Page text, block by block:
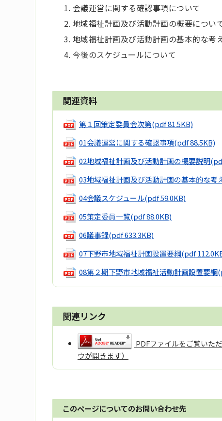
会議運営に関する確認事項について
地域福祉計画及び活動計画の概要につい
地域福祉計画及び活動計画の基本的な考
今後のスケジュールについて
関連資料
第１回策定委員会次第(pdf 81.5KB)
01会議運営に関する確認事項(pdf 88.5KB)
02地域福祉計画及び活動計画の概要説明
03地域福祉計画及び活動計画の基本的な考
04会議スケジュール(pdf 59.0KB)
05策定委員一覧(pdf 88.0KB)
06議事録(pdf 633.3KB)
07下野市地域福祉計画設置要綱(pdf
08第２期下野市地域福祉活動計画設置要綱
関連リンク
PDFファイルをご覧いた
ウが開きます）
このページについてのお問い合わせ先